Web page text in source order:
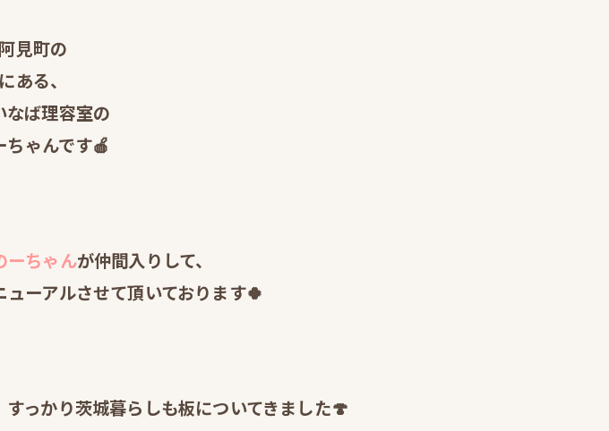
見町の
ある、
なば理容室の
ちゃんです🍎
ーちゃんが仲間入りして、
ーアルさせて頂いております🍀
っかり茨城暮らしも板についてきました🍄